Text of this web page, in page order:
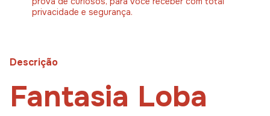
privacidade e segurança.
Descrição
Fantasia Loba